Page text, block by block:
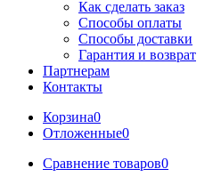
Как сделать заказ
Способы оплаты
Способы доставки
Гарантия и возврат
Партнерам
Контакты
Корзина0
Отложенные0
Сравнение товаров0